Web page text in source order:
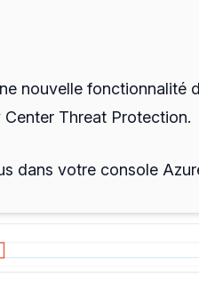
nouvelle
Threat Protection.
dans votre console